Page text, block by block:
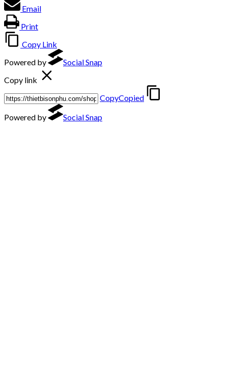
Email
Print
Copy Link
Powered by
Social Snap
Copy link
CopyCopied
Powered by
Social Snap